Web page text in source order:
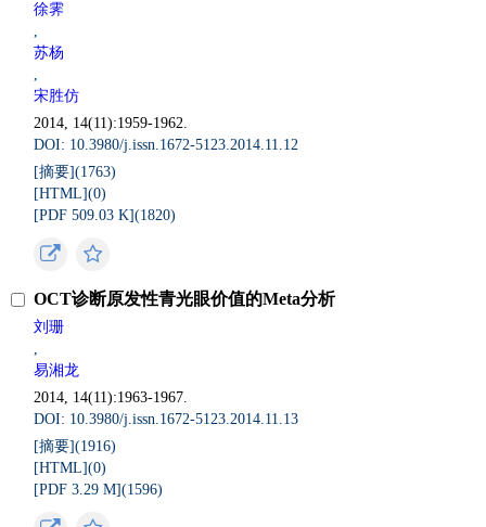
徐霁
,
苏杨
,
宋胜仿
2014, 14(11):1959-1962.
DOI: 10.3980/j.issn.1672-5123.2014.11.12
[摘要](1763)
[HTML](0)
[PDF 509.03 K](1820)
OCT诊断原发性青光眼价值的Meta分析
刘珊
,
易湘龙
2014, 14(11):1963-1967.
DOI: 10.3980/j.issn.1672-5123.2014.11.13
[摘要](1916)
[HTML](0)
[PDF 3.29 M](1596)